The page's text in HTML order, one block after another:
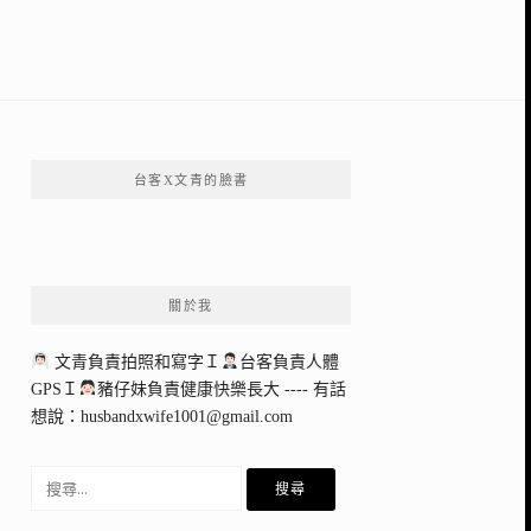
台客X文青的臉書
關於我
文青負責拍照和寫字Ｉ
台客負責人體
GPSＩ
豬仔妹負責健康快樂長大 ---- 有話
想說： husbandxwife1001@gmail.com